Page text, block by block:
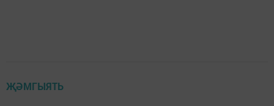
ҖӘМГЫЯТЬ